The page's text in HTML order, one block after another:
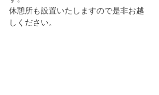
休憩所も設置いたしますので是非お越
しください。